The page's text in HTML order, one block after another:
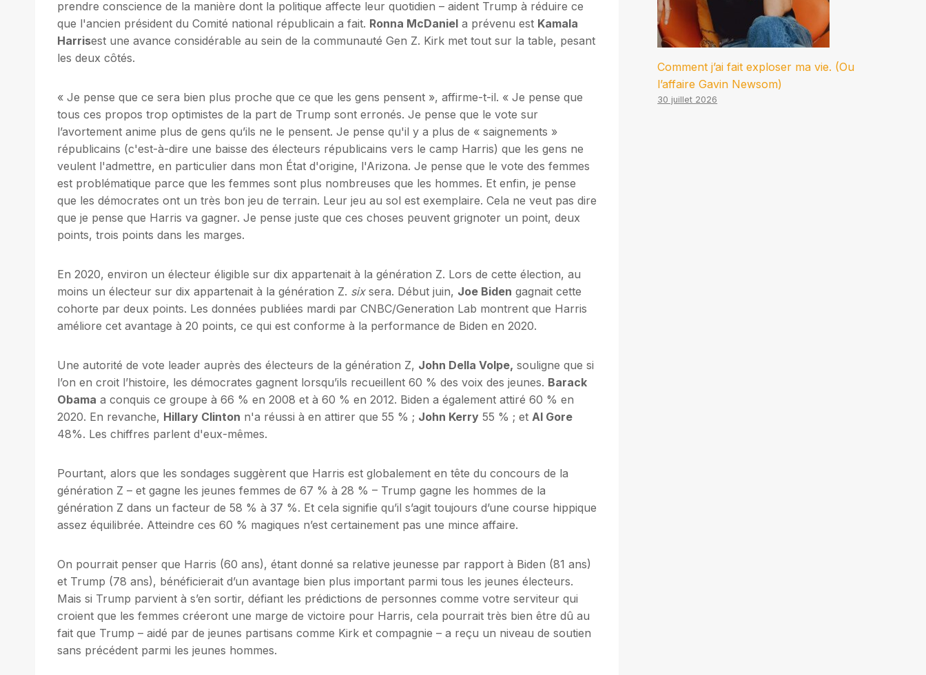
prendre conscience de la manière dont la politique affecte leur quotidien – aident Trump à réduire ce
que l'ancien président du Comité national républicain a fait. Ronna McDaniel a prévenu est Kamala
Harrisest une avance considérable au sein de la communauté Gen Z. Kirk met tout sur la table, pesant
les deux côtés.
« Je pense que ce sera bien plus proche que ce que les gens pensent », affirme-t-il. « Je pense que
tous ces propos trop optimistes de la part de Trump sont erronés. Je pense que le vote sur
l’avortement anime plus de gens qu’ils ne le pensent. Je pense qu'il y a plus de « saignements »
républicains (c'est-à-dire une baisse des électeurs républicains vers le camp Harris) que les gens ne
veulent l'admettre, en particulier dans mon État d'origine, l'Arizona. Je pense que le vote des femmes
est problématique parce que les femmes sont plus nombreuses que les hommes. Et enfin, je pense
que les démocrates ont un très bon jeu de terrain. Leur jeu au sol est exemplaire. Cela ne veut pas dire
que je pense que Harris va gagner. Je pense juste que ces choses peuvent grignoter un point, deux
points, trois points dans les marges.
En 2020, environ un électeur éligible sur dix appartenait à la génération Z. Lors de cette élection, au
moins un électeur sur dix appartenait à la génération Z. sixsera. Début juin, Joe Biden gagnait cette
cohorte par deux points. Les données publiées mardi par CNBC/Generation Lab montrent que Harris
améliore cet avantage à 20 points, ce qui est conforme à la performance de Biden en 2020.
Une autorité de vote leader auprès des électeurs de la génération Z, John Della Volpe, souligne que si
l’on en croit l’histoire, les démocrates gagnent lorsqu’ils recueillent 60 % des voix des jeunes. Barack
Obama a conquis ce groupe à 66 % en 2008 et à 60 % en 2012. Biden a également attiré 60 % en
2020. En revanche, Hillary Clinton n'a réussi à en attirer que 55 % ; John Kerry 55 % ; et Al Gore
48%. Les chiffres parlent d'eux-mêmes.
Pourtant, alors que les sondages suggèrent que Harris est globalement en tête du concours de la
génération Z – et gagne les jeunes femmes de 67 % à 28 % – Trump gagne les hommes de la
génération Z dans un facteur de 58 % à 37 %. Et cela signifie qu’il s’agit toujours d’une course hippique
assez équilibrée. Atteindre ces 60 % magiques n’est certainement pas une mince affaire.
On pourrait penser que Harris (60 ans), étant donné sa relative jeunesse par rapport à Biden (81 ans)
et Trump (78 ans), bénéficierait d’un avantage bien plus important parmi tous les jeunes électeurs.
Mais si Trump parvient à s’en sortir, défiant les prédictions de personnes comme votre serviteur qui
croient que les femmes créeront une marge de victoire pour Harris, cela pourrait très bien être dû au
fait que Trump – aidé par de jeunes partisans comme Kirk et compagnie – a reçu un niveau de soutien
sans précédent parmi les jeunes hommes.
Comment j’ai fait exploser ma vie. (Ou
l’affaire Gavin Newsom)
30 juillet 2026